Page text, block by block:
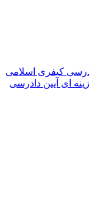
کیفری اسلامی
ای آیین دادرسی